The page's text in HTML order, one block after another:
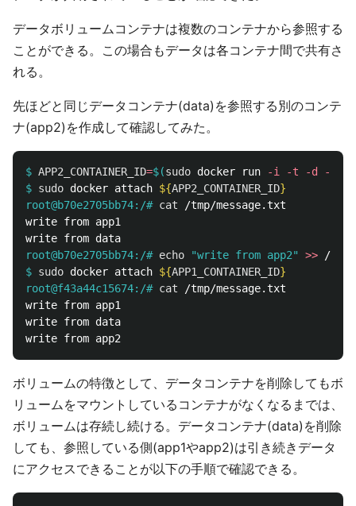
データボリュームコンテナは複数のコンテナから参照する
ことができる。この場合もデータは各コンテナ間で共有さ
れる。
先ほどと同じデータコンテナ(data)を参照する別のコンテ
ナ(app2)を作成して確認してみた。
$ APP2_CONTAINER_ID=$(sudo docker run -i -t -d -P
$ sudo docker attach ${APP2_CONTAINER_ID}
root@b70e2705bb74:/# cat
write from app1
root@b70e2705bb74:/# echo "write from app2"
>>
$ sudo docker attach ${APP1_CONTAINER_ID}
root@f43a44c15674:/# cat
write from app1
write from data
ボリュームの特徴として、データコンテナを削除してもボ
リュームをマウントしているコンテナがなくなるまでは、
ボリュームは存続し続ける。データコンテナ(data)を削除
しても、参照している側(app1やapp2)は引き続きデータ
にアクセスできることが以下の手順で確認できる。